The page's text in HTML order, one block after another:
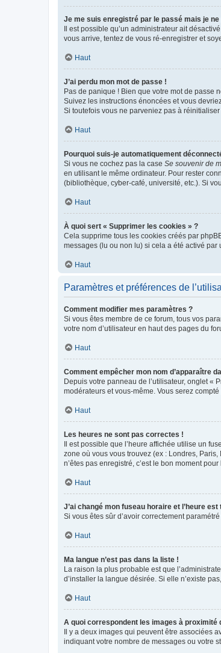
Je me suis enregistré par le passé mais je
Il est possible qu’un administrateur ait
vous arrive, tentez de vous ré-enregistrer et
Haut
J’ai perdu mon mot de passe !
Pas de panique ! Bien que votre mot de passe
Suivez les instructions énoncées et vous
Si toutefois vous ne parveniez pas à
Haut
Pourquoi suis-je automatiquement
Si vous ne cochez pas la case Se souvenir de
en utilisant le même ordinateur. Pour rester
(bibliothèque, cyber-café, université, etc.). Si
Haut
À quoi sert « Supprimer les cookies » ?
Cela supprime tous les cookies créés par
messages (lu ou non lu) si cela a été activé
Haut
Paramètres et préférences de
Comment modifier mes paramètres ?
Si vous êtes membre de ce forum, tous vos
votre nom d’utilisateur en haut des pages du
Haut
Comment empêcher mon nom d’apparaître
Depuis votre panneau de l’utilisateur, onglet «
modérateurs et vous-même. Vous serez
Haut
Les heures ne sont pas correctes !
Il est possible que l’heure affichée utilise un
zone où vous vous trouvez (ex : Londres,
n’êtes pas enregistré, c’est le bon moment pour
Haut
J’ai changé mon fuseau horaire et l’heure
Si vous êtes sûr d’avoir correctement
Haut
Ma langue n’est pas dans la liste !
La raison la plus probable est que
d’installer la langue désirée. Si elle n’existe
Haut
A quoi correspondent les images à proximité
Il y a deux images qui peuvent être associées
indiquant votre nombre de messages ou votre